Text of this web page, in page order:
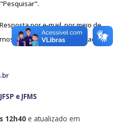
por e-mail, por meio de
ou através de consulta ao
e JFMS
12h40e atualizado em